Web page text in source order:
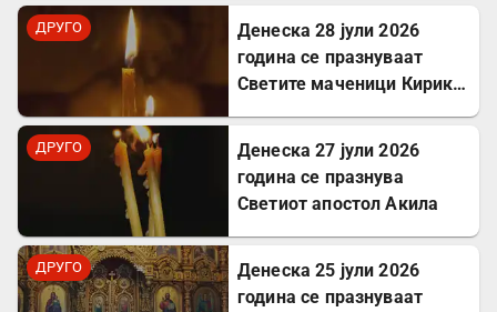
грчкиот јазик
ДРУГО
Денеска 28 јули 2026
година се празнуваат
Светите маченици Кирик и
ДРУГО
Денеска 27 јули 2026
година се празнува
Светиот апостол Акила
ДРУГО
Денеска 25 јули 2026
година се празнуваат